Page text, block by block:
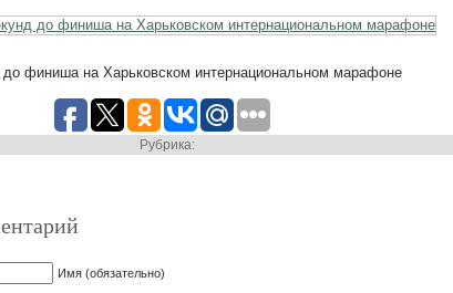
до финиша на Харьковском интернациональном марафоне
Рубрика:
Имя (обязательно)